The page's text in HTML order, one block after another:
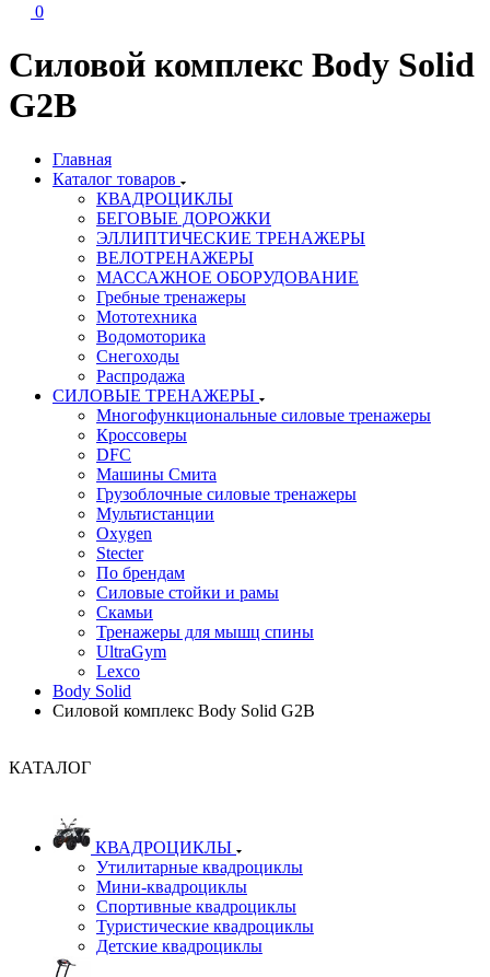
0
Силовой комплекс Body Solid
G2B
Главная
Каталог товаров
КВАДРОЦИКЛЫ
БЕГОВЫЕ ДОРОЖКИ
ЭЛЛИПТИЧЕСКИЕ ТРЕНАЖЕРЫ
ВЕЛОТРЕНАЖЕРЫ
МАССАЖНОЕ ОБОРУДОВАНИЕ
Гребные тренажеры
Мототехника
Водомоторика
Снегоходы
Распродажа
СИЛОВЫЕ ТРЕНАЖЕРЫ
Многофункциональные силовые тренажеры
Кроссоверы
DFC
Машины Смита
Грузоблочные силовые тренажеры
Мультистанции
Oxygen
Stecter
По брендам
Силовые стойки и рамы
Скамьи
Тренажеры для мышц спины
UltraGym
Lexco
Body Solid
Силовой комплекс Body Solid G2B
КАТАЛОГ
КВАДРОЦИКЛЫ
Утилитарные квадроциклы
Мини-квадроциклы
Спортивные квадроциклы
Туристические квадроциклы
Детские квадроциклы